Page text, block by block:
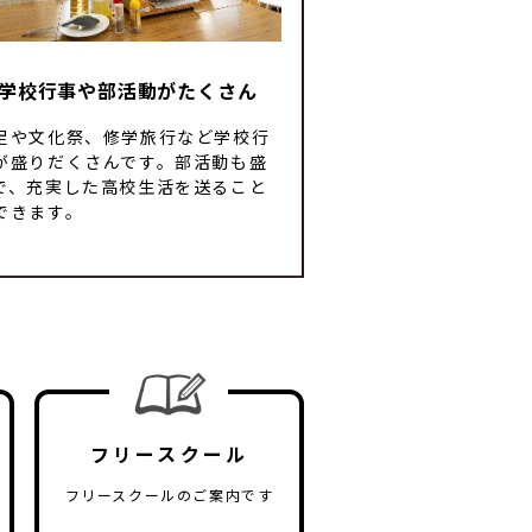
校⾏事や部活動がたくさん
や⽂化祭、修学旅⾏など学校⾏
盛りだくさんです。部活動も盛
、充実した⾼校⽣活を送ること
きます。
フリースクール
フリースクールのご案内です